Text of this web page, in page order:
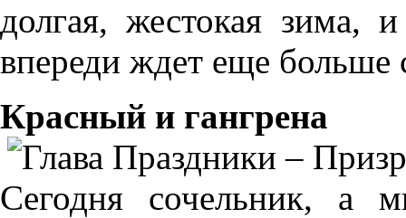
долгая, жестокая зима,
впереди ждет еще
Красный и гангрена
Сегодня сочельник,